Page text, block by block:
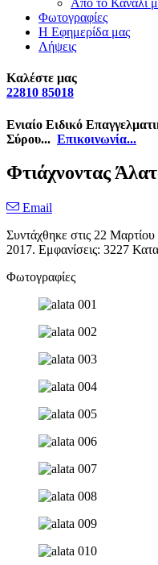
Από το Κανάλι
Φωτογραφίες
Η Εφημερίδα μας
Λήψεις
Καλέστε μας
22810 85018
Ενιαίο Ειδικό
Σύρου... Επικοινωνία...
Φτιάχνοντας
Email
Συντάχθηκε στις 22 Μαρτίου
2017. Εμφανίσεις: 3227
Φωτογραφίες